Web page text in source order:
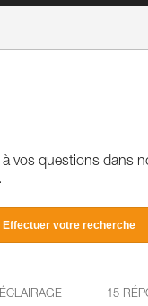
vos questions dans
Effectuer votre recherche
ÉCLAIRAGE 15